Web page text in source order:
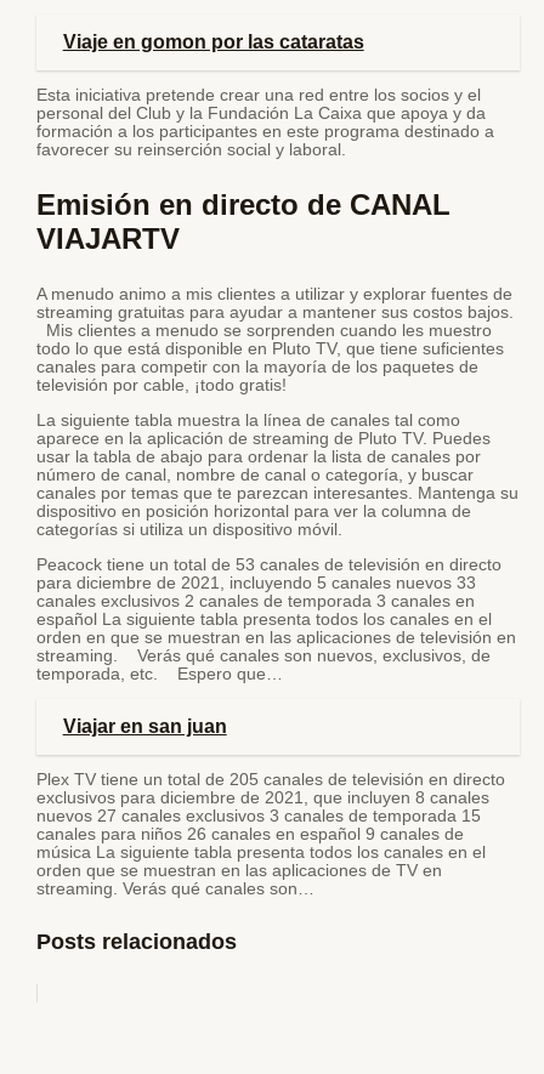
Viaje en gomon por las cataratas
Esta iniciativa pretende crear una red entre los socios y el
personal del Club y la Fundación La Caixa que apoya y da
formación a los participantes en este programa destinado a
favorecer su reinserción social y laboral.
Emisión en directo de CANAL
VIAJARTV
A menudo animo a mis clientes a utilizar y explorar fuentes de
streaming gratuitas para ayudar a mantener sus costos bajos.
Mis clientes a menudo se sorprenden cuando les muestro
todo lo que está disponible en Pluto TV, que tiene suficientes
canales para competir con la mayoría de los paquetes de
televisión por cable, ¡todo gratis!
La siguiente tabla muestra la línea de canales tal como
aparece en la aplicación de streaming de Pluto TV. Puedes
usar la tabla de abajo para ordenar la lista de canales por
número de canal, nombre de canal o categoría, y buscar
canales por temas que te parezcan interesantes. Mantenga su
dispositivo en posición horizontal para ver la columna de
categorías si utiliza un dispositivo móvil.
Peacock tiene un total de 53 canales de televisión en directo
para diciembre de 2021, incluyendo 5 canales nuevos 33
canales exclusivos 2 canales de temporada 3 canales en
español La siguiente tabla presenta todos los canales en el
orden en que se muestran en las aplicaciones de televisión en
streaming. Verás qué canales son nuevos, exclusivos, de
temporada, etc. Espero que…
Viajar en san juan
Plex TV tiene un total de 205 canales de televisión en directo
exclusivos para diciembre de 2021, que incluyen 8 canales
nuevos 27 canales exclusivos 3 canales de temporada 15
canales para niños 26 canales en español 9 canales de
música La siguiente tabla presenta todos los canales en el
orden que se muestran en las aplicaciones de TV en
streaming. Verás qué canales son…
Posts relacionados